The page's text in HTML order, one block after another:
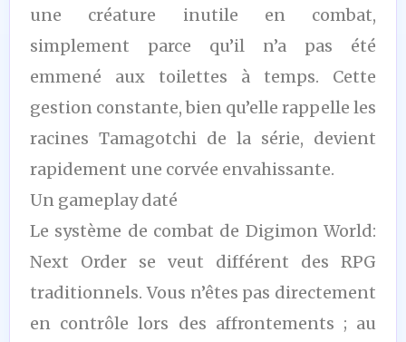
une créature inutile en combat,
simplement parce qu’il n’a pas été
emmené aux toilettes à temps. Cette
gestion constante, bien qu’elle rappelle les
racines Tamagotchi de la série, devient
rapidement une corvée envahissante.
Un gameplay daté
Le système de combat de Digimon World:
Next Order se veut différent des RPG
traditionnels. Vous n’êtes pas directement
en contrôle lors des affrontements ; au